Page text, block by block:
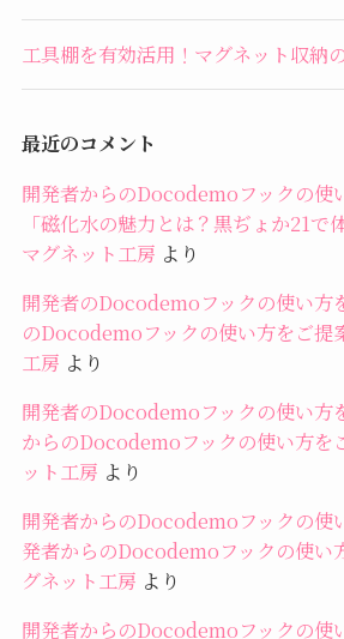
工具棚を有効活用！マグネット収納
最近のコメント
開発者からのDocodemoフックの
「磁化水の魅力とは？黒ぢょか21で
マグネット工房 より
開発者のDocodemoフックの使い
のDocodemoフックの使い方をご提
工房 より
開発者のDocodemoフックの使い
からのDocodemoフックの使い方
ット工房 より
開発者からのDocodemoフックの
発者からのDocodemoフックの使
グネット工房 より
開発者からのDocodemoフックの